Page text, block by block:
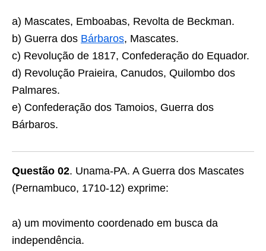
a) Mascates, Emboabas, Revolta de Beckman.
b) Guerra dos Bárbaros, Mascates.
c) Revolução de 1817, Confederação do Equador.
d) Revolução Praieira, Canudos, Quilombo dos
Pal­mares.
e) Confederação dos Tamoios, Guerra dos
Bárbaros.
Questão 02. Unama-PA. A Guerra dos Mascates
(Pernambuco, 1710-12) exprime:
a) um movimento coordenado em busca da
indepen­dência.